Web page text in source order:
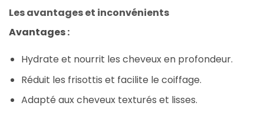
Les avantages et inconvénients
Avantages :
Hydrate et nourrit les cheveux en profondeur.
Réduit les frisottis et facilite le coiffage.
Adapté aux cheveux texturés et lisses.